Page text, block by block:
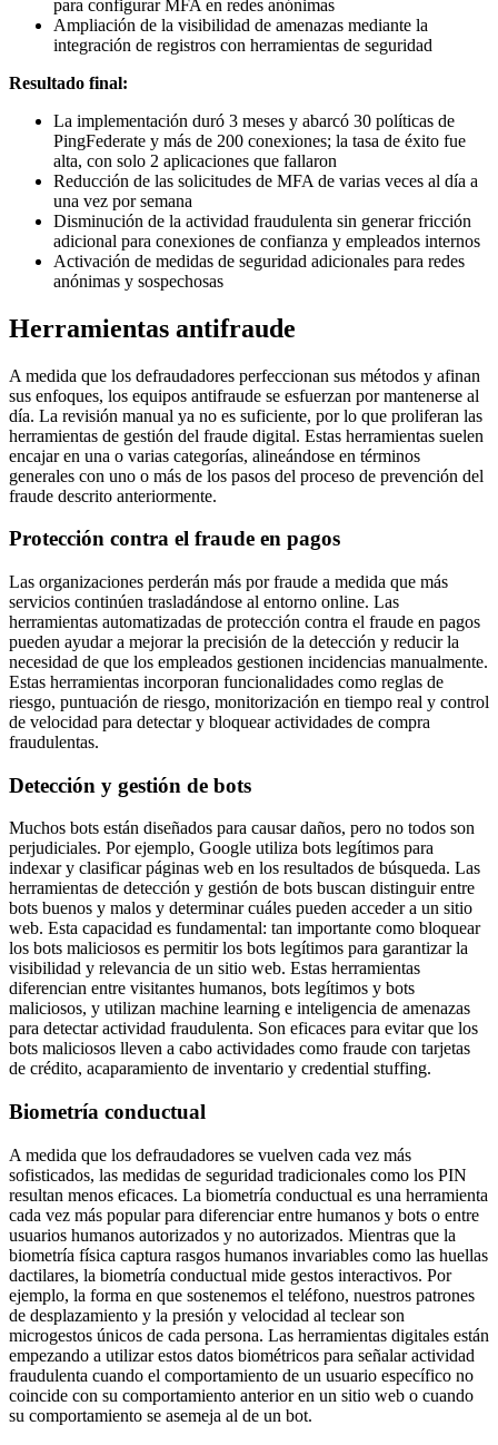
para configurar MFA en redes anónimas
Ampliación de la visibilidad de amenazas mediante la
integración de registros con herramientas de seguridad
Resultado final:
La implementación duró 3 meses y abarcó 30 políticas de
PingFederate y más de 200 conexiones; la tasa de éxito fue
alta, con solo 2 aplicaciones que fallaron
Reducción de las solicitudes de MFA de varias veces al día a
una vez por semana
Disminución de la actividad fraudulenta sin generar fricción
adicional para conexiones de confianza y empleados internos
Activación de medidas de seguridad adicionales para redes
anónimas y sospechosas
Herramientas antifraude
A medida que los defraudadores perfeccionan sus métodos y afinan
sus enfoques, los equipos antifraude se esfuerzan por mantenerse al
día. La revisión manual ya no es suficiente, por lo que proliferan las
herramientas de gestión del fraude digital. Estas herramientas suelen
encajar en una o varias categorías, alineándose en términos
generales con uno o más de los pasos del proceso de prevención del
fraude descrito anteriormente.
Protección contra el fraude en pagos
Las organizaciones perderán más por fraude a medida que más
servicios continúen trasladándose al entorno online. Las
herramientas automatizadas de protección contra el fraude en pagos
pueden ayudar a mejorar la precisión de la detección y reducir la
necesidad de que los empleados gestionen incidencias manualmente.
Estas herramientas incorporan funcionalidades como reglas de
riesgo, puntuación de riesgo, monitorización en tiempo real y control
de velocidad para detectar y bloquear actividades de compra
fraudulentas.
Detección y gestión de bots
Muchos bots están diseñados para causar daños, pero no todos son
perjudiciales. Por ejemplo, Google utiliza bots legítimos para
indexar y clasificar páginas web en los resultados de búsqueda. Las
herramientas de detección y gestión de bots buscan distinguir entre
bots buenos y malos y determinar cuáles pueden acceder a un sitio
web. Esta capacidad es fundamental: tan importante como bloquear
los bots maliciosos es permitir los bots legítimos para garantizar la
visibilidad y relevancia de un sitio web. Estas herramientas
diferencian entre visitantes humanos, bots legítimos y bots
maliciosos, y utilizan machine learning e inteligencia de amenazas
para detectar actividad fraudulenta. Son eficaces para evitar que los
bots maliciosos lleven a cabo actividades como fraude con tarjetas
de crédito, acaparamiento de inventario y credential stuffing.
Biometría conductual
A medida que los defraudadores se vuelven cada vez más
sofisticados, las medidas de seguridad tradicionales como los PIN
resultan menos eficaces. La biometría conductual es una herramienta
cada vez más popular para diferenciar entre humanos y bots o entre
usuarios humanos autorizados y no autorizados. Mientras que la
biometría física captura rasgos humanos invariables como las huellas
dactilares, la biometría conductual mide gestos interactivos. Por
ejemplo, la forma en que sostenemos el teléfono, nuestros patrones
de desplazamiento y la presión y velocidad al teclear son
microgestos únicos de cada persona. Las herramientas digitales están
empezando a utilizar estos datos biométricos para señalar actividad
fraudulenta cuando el comportamiento de un usuario específico no
coincide con su comportamiento anterior en un sitio web o cuando
su comportamiento se asemeja al de un bot.